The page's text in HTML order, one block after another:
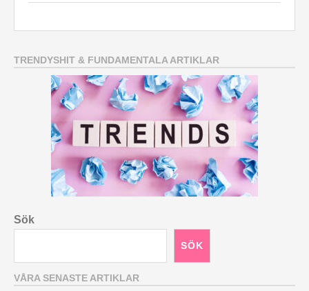
TRENDYSHIT & FUNDAMENTALA ARTIKLAR
Sök
SÖK
VÅRA SENASTE ARTIKLAR